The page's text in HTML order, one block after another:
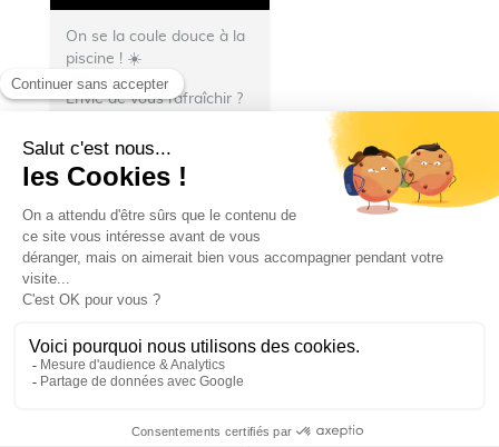
On se la coule douce à la
piscine ! ☀️
Envie de vous rafraîchir ?
nautique Henri
Deschamps !
🏊 Bassin
olympique, piscine à
vagues, pentagliss, jeux
d’extérieur, espace...
23 2 3
SHOW MORE